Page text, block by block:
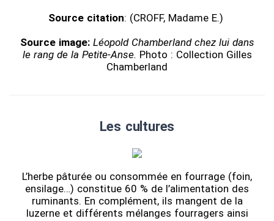
Source citation: (CROFF, Madame E.)
Source image: Léopold Chamberland chez lui dans
le rang de la Petite-Anse. Photo : Collection Gilles
Chamberland
Les cultures
L’herbe pâturée ou consommée en fourrage (foin,
ensilage…) constitue 60 % de l’alimentation des
ruminants. En complément, ils mangent de la
luzerne et différents mélanges fourragers ainsi